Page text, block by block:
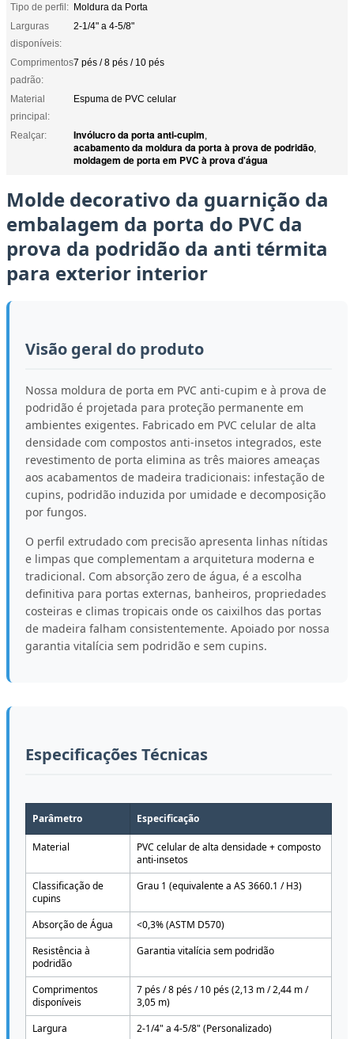
Tipo de perfil: Moldura da Porta
Larguras
disponíveis:
2-1/4" a 4-5/8"
Comprimentos
padrão:
7 pés / 8 pés / 10 pés
Material
principal:
Espuma de PVC celular
Realçar: Invólucro da porta anti-cupim,
acabamento da moldura da porta à prova de podridão,
moldagem de porta em PVC à prova d'água
Molde decorativo da guarnição da
embalagem da porta do PVC da
prova da podridão da anti térmita
para exterior interior
Visão geral do produto
Nossa moldura de porta em PVC anti-cupim e à prova de
podridão é projetada para proteção permanente em
ambientes exigentes. Fabricado em PVC celular de alta
densidade com compostos anti-insetos integrados, este
revestimento de porta elimina as três maiores ameaças
aos acabamentos de madeira tradicionais: infestação de
cupins, podridão induzida por umidade e decomposição
por fungos.
O perfil extrudado com precisão apresenta linhas nítidas
e limpas que complementam a arquitetura moderna e
tradicional. Com absorção zero de água, é a escolha
definitiva para portas externas, banheiros, propriedades
costeiras e climas tropicais onde os caixilhos das portas
de madeira falham consistentemente. Apoiado por nossa
garantia vitalícia sem podridão e sem cupins.
Especificações Técnicas
Parâmetro Especificação
Material
PVC celular de alta densidade + composto
anti-insetos
Classificação de
cupins
Grau 1 (equivalente a AS 3660.1 / H3)
Absorção de Água
<0,3% (ASTM D570)
Resistência à
podridão
Garantia vitalícia sem podridão
Comprimentos
disponíveis
7 pés / 8 pés / 10 pés (2,13 m / 2,44 m /
3,05 m)
Largura
2-1/4" a 4-5/8" (Personalizado)